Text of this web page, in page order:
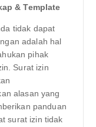
& Template
tidak dapat
adalah hal
pihak
Surat izin
alasan yang
panduan
surat izin tidak